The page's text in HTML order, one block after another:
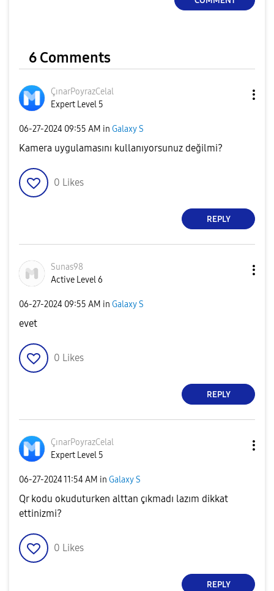
6 Comments
ÇınarPoyrazCelal
Expert Level 5
‎06-27-2024 09:55 AM in Galaxy S
Kamera uygulamasını kullanıyorsunuz değilmi?
0 Likes
REPLY
Sunas98
Active Level 6
‎06-27-2024 09:55 AM in Galaxy S
evet
0 Likes
REPLY
ÇınarPoyrazCelal
Expert Level 5
‎06-27-202411:54 AM in Galaxy S
Qr kodu okuduturken alttan çıkmadı lazım dikkat
ettinizmi?
0 Likes
REPLY